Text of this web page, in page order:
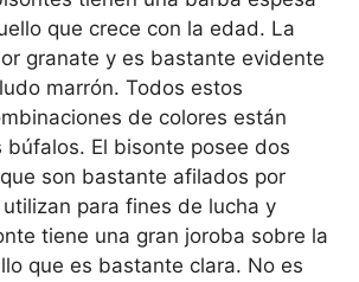
que crece con la edad. La
granate y es bastante evidente
marrón. Todos estos
de colores están
búfalos. El bisonte posee dos
son bastante afilados por
para fines de lucha y
tiene una gran joroba sobre la
que es bastante clara. No es